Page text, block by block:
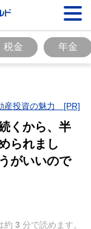
税金 年金
産投資の魅力 [PR]
くから、半
られまし
がいいので
約 3 分で読めます。